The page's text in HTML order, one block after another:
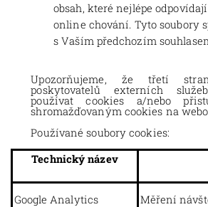
obsah, které nejlépe
online chování. Tyto soubory
s Vaším předchozím
Upozorňujeme, že třetí
poskytovatelů externích
používat cookies a/nebo
shromažďovaným cookies na
Používané soubory cookies:
Technický název
Google Analytics Měření